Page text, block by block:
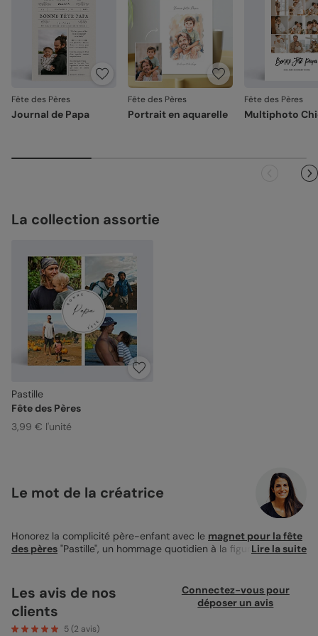
Fête des Pères
Journal de Papa
Fête des Pères
Portrait en aquarelle
Fête des Pères
Multiphoto
La collection assortie
Pastille
Fête des Pères
3,99 € l'unité
Le mot de la créatrice
Honorez la complicité père-enfant avec le magnet pour la fête
des pères "Pastille", un hommage quotidien à la figure paternelle
s'accrocher et sublimer toute surface métallique, de votre
réfrigérateur à votre tableau magnétique de bureau. Cette
pièce élégante, qui allie fonctionnalité et esthétique, offre un
fond sobre agrémenté de quatre emplacements pour des
Lire la suite
Les avis de nos
clients
5(2 avis)
Connectez-vous pour
déposer un avis